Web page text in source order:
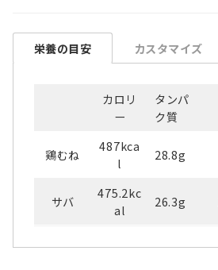
栄養の目安 カスタマイズ
カロリ
ー
タンパ
ク質
鶏むね
487kca
l
28.8g
サバ
475.2kc
al
26.3g